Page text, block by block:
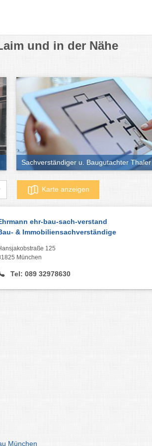
und in der Nähe
Sachverständiger u. Baugutachter Thaler
Karte anzeigen
ehr-bau-sach-verstand
& Immobiliensachverständige
125
München
Tel: 089 32978630
München